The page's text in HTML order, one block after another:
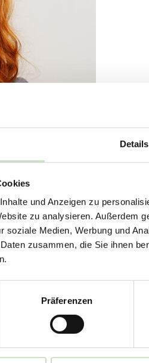
Details
und Anzeigen zu
zu analysieren. Außerdem
soziale Medien, Werbung und
zusammen, die Sie ihnen
Präferenzen
Somit ist sie eng mit den Gründern